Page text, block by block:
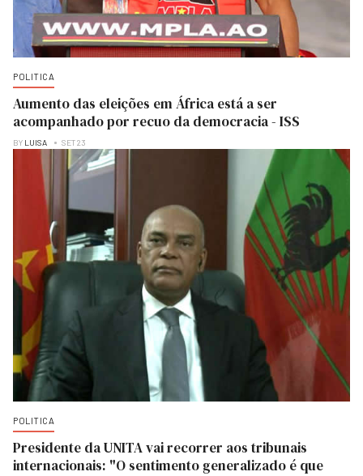
POLITICA
Aumento das eleições em África está a ser
acompanhado por recuo da democracia - ISS
BY LUISA SET 23
POLITICA
Presidente da UNITA vai recorrer aos tribunais
internacionais: "O sentimento generalizado é que